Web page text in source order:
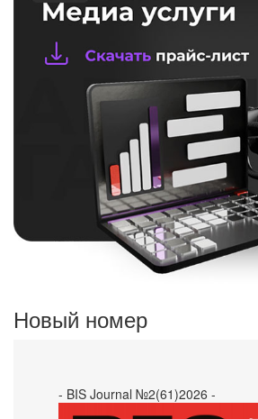
Новый номер
- BIS Journal №2(61)2026 -